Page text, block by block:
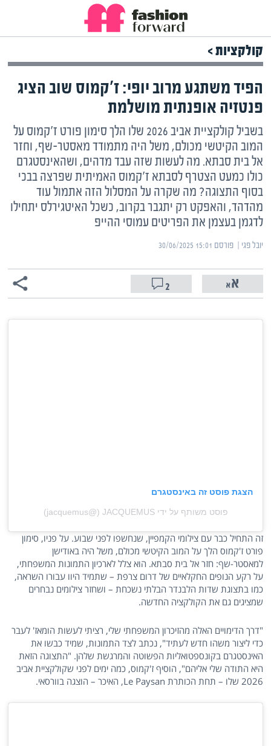
קולקציות >
הפיד משתגע מרוב יופי: ז'קמוס שוב הציג
פנטזיה אופנתית מושלמת
בשביל קולקציית אביב 2026 שלו הלך סימון פורט ז'קמוס על
המוב הקיטשי מכולם, משל היה מתמודד מאסטר-שף, וחזר
אל בית סבתא. מה לעשות שזה עבד מדהים, ושהאינסטגרם
כולו כמעט הצטרף לסבתא ז'קמוס האמיתית שפרצה בבכי
בסוף התצוגה? מה שקרה על המסלול הזה אתמול עוד
מהדהד, והאפקט רק יתגבר בקרוב, כשכל האיטגירלס יתחילו
לדגמן בעצמן את הפריטים עמוסי ההייפ
יובל פגי | ‏פורסם ‎30/06/2025 15:01
2
הצגת פוסט זה באינסטגרם
פוסט משותף על ידי ‏‎JACQUEMUS‎‏ (@‏‎jacquemus‎‏)
זה התחיל כבר עם צילומי הקמפיין, שנחשפו לפני שבוע. על פניו, סימון
פורט ז'קמוס הלך על המוב הקיטשי מכולם, משל היה באודישן
למאסטר-שף: חזר אל בית סבתא. הוא צלל לארכיון התמונות המשפחתי,
על רקע הנופים החקלאיים של דרום צרפת – שתמיד היוו עבורו השראה,
כמו בתצוגת שדות הלבנדר הבלתי נשכחת – ושחזר צילומים נבחרים
שמציגים גם את הקולקציה החדשה.
"דרך הדימויים האלה מהזיכרון המשפחתי שלי, רציתי לעשות הומאז' לעבר
כדי ליצור משהו חדש לעתיד", נכתב לצד התמונות, שמיד כבשו את
האינסטגרם בקונספטואליות הפשוטה והמרגשת שלהן. "התצוגה הזאת
היא התודה שלי אליהם", הוסיף ז'קמוס, כמה ימים לפני שקולקציית אביב
2026 שלו – תחת הכותרת Le Paysan, האיכר – הוצגה בוורסאי.